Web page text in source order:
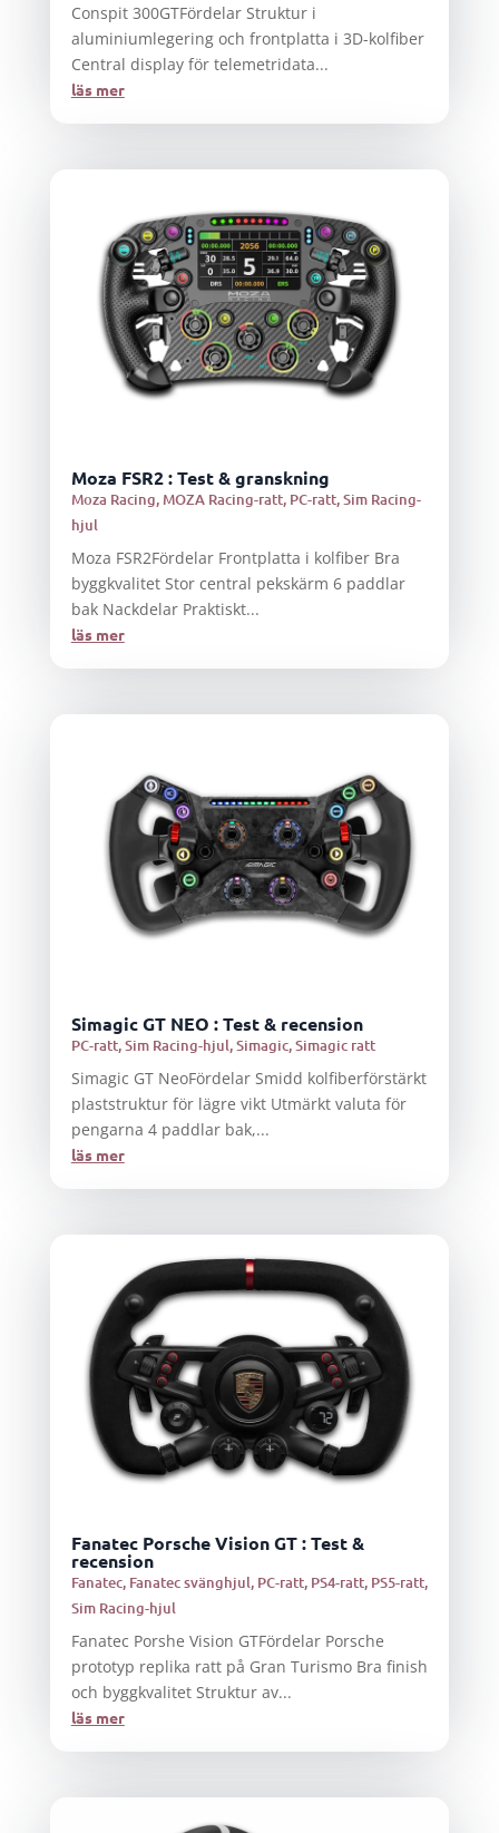
Conspit 300GTFördelar Struktur i
aluminiumlegering och frontplatta i 3D-kolfiber
Central display för telemetridata...
läs mer
Moza FSR2 : Test & granskning
Moza Racing,MOZA Racing-ratt, PC-ratt,Sim Racing-
hjul
Moza FSR2Fördelar Frontplatta i kolfiber Bra
byggkvalitet Stor central pekskärm 6 paddlar
bak Nackdelar Praktiskt...
läs mer
Simagic GT NEO : Test & recension
PC-ratt,Sim Racing-hjul,Simagic,Simagic ratt
Simagic GT NeoFördelar Smidd kolfiberförstärkt
plaststruktur för lägre vikt Utmärkt valuta för
pengarna 4 paddlar bak,...
läs mer
Fanatec Porsche Vision GT : Test &
recension
Fanatec, Fanatec svänghjul, PC-ratt, PS4-ratt, PS5-ratt,
Sim Racing-hjul
Fanatec Porshe Vision GTFördelar Porsche
prototyp replika ratt på Gran Turismo Bra finish
och byggkvalitet Struktur av...
läs mer